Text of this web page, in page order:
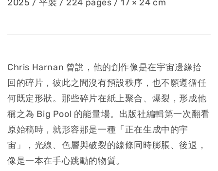
2025 / 平裝 / 224 pages / 17 × 24 cm
Chris Harnan 曾說，他的創作像是在宇宙邊緣拾
回的碎片，彼此之間沒有預設秩序，也不願遵循任
何既定形狀。那些碎片在紙上聚合、爆裂，形成他
稱之為 Big Pool 的能量場。出版社編輯第一次翻看
原始稿時，就形容那是一種「正在生成中的宇
宙」，光線、色層與破裂的線條同時膨脹、後退，
像是一本在手心跳動的物質。